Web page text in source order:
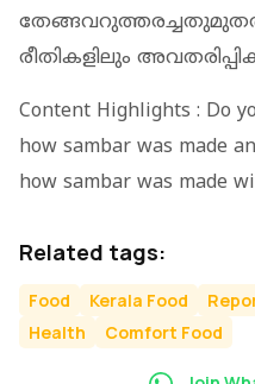
രീതികളിലും
Content Highlights : Do
how sambar was made
how sambar was made
Related tags:
Food Kerala Food
Health
Comfort Food